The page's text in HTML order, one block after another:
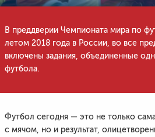
В преддверии Чемпионата мира по
летом 2018 года в России, во все
включены задания, объединенные
футбола.
Футбол сегодня — это не только
с мячом, но и результат,